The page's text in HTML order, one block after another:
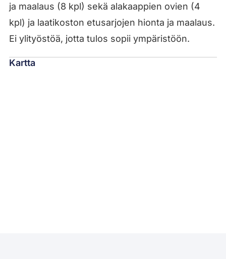
ja maalaus (8 kpl) sekä alakaappien ovien (4
kpl) ja laatikoston etusarjojen hionta ja maalaus.
Ei ylityöstöä, jotta tulos sopii ympäristöön.
Kartta